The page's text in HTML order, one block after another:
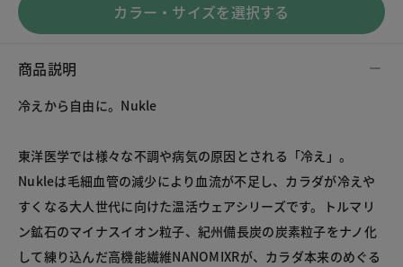
カラー・サイズを選択する
商品説明
冷えから自由に。Nukle
東洋医学では様々な不調や病気の原因とされる「冷え」。
Nukleは毛細血管の減少により血流が不足し、カラダが冷えや
すくなる大人世代に向けた温活ウェアシリーズです。トルマリ
ン鉱石のマイナスイオン粒子、紀州備長炭の炭素粒子をナノ化
して練り込んだ高機能繊維NANOMIXRが、カラダ本来のめぐる